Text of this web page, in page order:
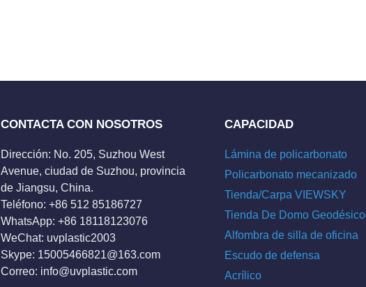
CONTACTA CON NOSOTROS
Dirección: No. 205, Suzhou West
Avenue, ciudad de Suzhou, provincia
de Jiangsu, China.
Teléfono: +86 512 85186727
WhatsApp: +86 18118123076
WeChat: uvplastic2003
Skype: 15005466821@163.com
Correo: info@uvplastic.com
CAPACIDAD
Lámina de policarbonato
Policarbonato mecanizado
Tienda/Carpa VIEWSKY
Tienda De Domo Geodésico
Alfombra de silla de oficina
Escudo de defensa
Acrílico